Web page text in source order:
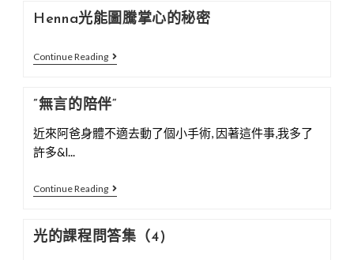
個
案
段
意
Henna光能圖騰掌心的秘密
Continue Reading
Henna
騰
的
密
”無言的陪伴“
近來阿爸身體不適去動了個小手術, 因著這件事,我多了
許多&l...
Continue Reading
”
言
的
光的課程問答集（4)